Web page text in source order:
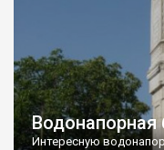
Интересную